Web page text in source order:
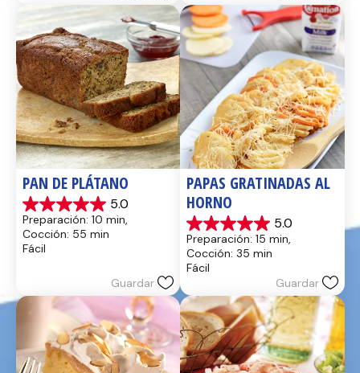
reseñas
reseñas
PAN DE PLÁTANO
5.0
5.0
de
5
estrellas.
Preparación: 10 min,
Cocción: 55 min
Fácil
Guardar
PAPAS GRATINADAS AL
HORNO
5.0
5.0
de
5
estrellas.
reseñas
Preparación: 15 min,
Cocción: 35 min
Fácil
Guardar